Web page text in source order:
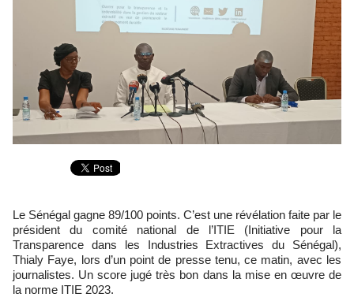
Le Sénégal gagne 89/100 points. C’est une révélation faite par le
président du comité national de l’ITIE (Initiative pour la
Transparence dans les Industries Extractives du Sénégal),
Thialy Faye, lors d’un point de presse tenu, ce matin, avec les
journalistes. Un score jugé très bon dans la mise en œuvre de
la norme ITIE 2023.